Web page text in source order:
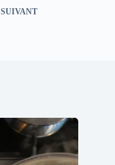
SUIVANT